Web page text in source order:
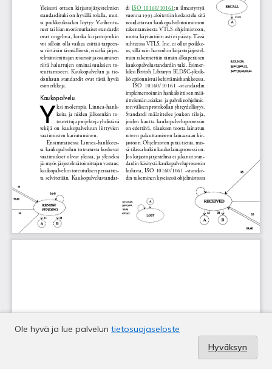
Ole hyvä ja lue palvelun tietosuojaseloste
Hyväksyn